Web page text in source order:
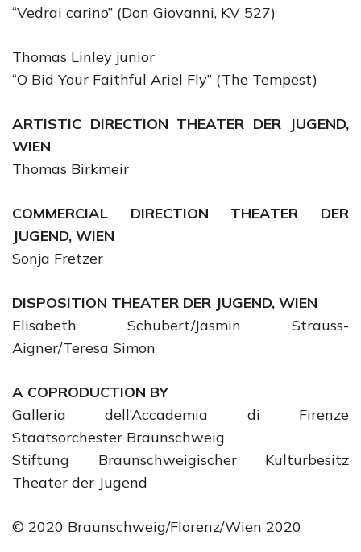
“Vedrai carino” (Don Giovanni, KV 527)
Thomas Linley junior
“O Bid Your Faithful Ariel Fly” (The Tempest)
ARTISTIC DIRECTION THEATER DER JUGEND,
WIEN
Thomas Birkmeir
COMMERCIAL DIRECTION THEATER DER
JUGEND, WIEN
Sonja Fretzer
DISPOSITION THEATER DER JUGEND, WIEN
Elisabeth Schubert/Jasmin Strauss-
Aigner/Teresa Simon
A COPRODUCTION BY
Galleria dell’Accademia di Firenze
Staatsorchester Braunschweig
Stiftung Braunschweigischer Kulturbesitz
Theater der Jugend
© 2020 Braunschweig/Florenz/Wien 2020